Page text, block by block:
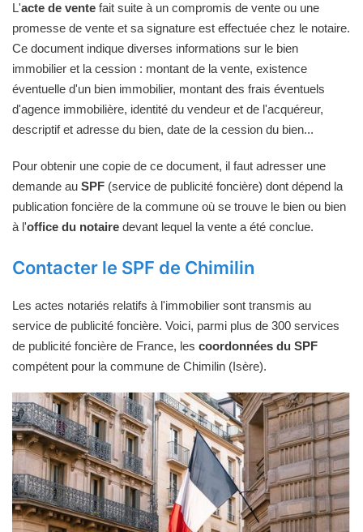
L'acte de vente fait suite à un compromis de vente ou une
promesse de vente et sa signature est effectuée chez le notaire.
Ce document indique diverses informations sur le bien
immobilier et la cession : montant de la vente, existence
éventuelle d'un bien immobilier, montant des frais éventuels
d'agence immobilière, identité du vendeur et de l'acquéreur,
descriptif et adresse du bien, date de la cession du bien...
Pour obtenir une copie de ce document, il faut adresser une
demande au SPF (service de publicité foncière) dont dépend la
publication foncière de la commune où se trouve le bien ou bien
à l'office du notaire devant lequel la vente a été conclue.
Contacter le SPF de Chimilin
Les actes notariés relatifs à l'immobilier sont transmis au
service de publicité foncière. Voici, parmi plus de 300 services
de publicité foncière de France, les coordonnées du SPF
compétent pour la commune de Chimilin (Isère).